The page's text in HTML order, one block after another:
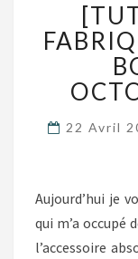
22 Avril
Aujourd’hui je
qui m’a occupé
l’accessoire